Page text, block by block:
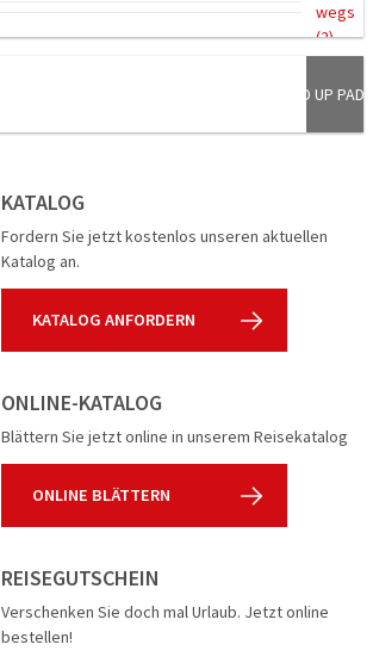
wegs
(2)
LÖWEN
PADDELN
STAND UP
KATALOG
Fordern Sie jetzt kostenlos unseren aktuellen
Katalog an.
KATALOG ANFORDERN
ONLINE-KATALOG
Blättern Sie jetzt online in unserem Reisekatalog
ONLINE BLÄTTERN
REISEGUTSCHEIN
Verschenken Sie doch mal Urlaub. Jetzt online
bestellen!